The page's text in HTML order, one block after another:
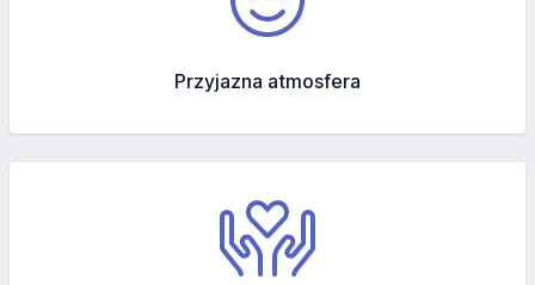
Przyjazna atmosfera